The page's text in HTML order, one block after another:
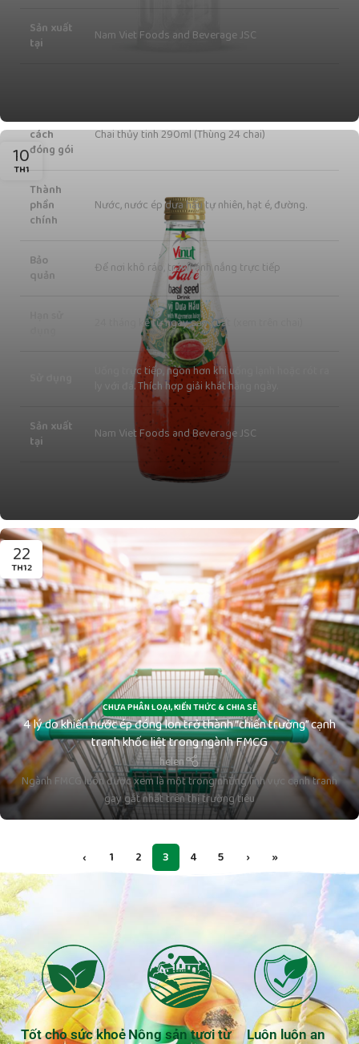
Sản xuất
tại
Nam Viet Foods and Beverage JSC
10
TH1
TIÊU CHÍ
Quy
cách
đóng gói
Chai thủy tinh 290ml (Thùng 24 chai)
Thành
phần
chính
Nước, nước ép dưa hấu tự nhiên, hạt é, đường.
Bảo
quản
Để nơi khô ráo, tránh ánh nắng trực tiếp
24 tháng kể từ ngày sản xuất (xem trên chai)
Uống trực tiếp, ngon hơn khi uống lạnh hoặc rót ra
ly với đá. Thích hợp giải khát hằng ngày.
Sản xuất
tại
Nam Viet Foods and Beverage JSC
22
TH12
CHƯA PHÂN LOẠI,KIẾN THỨC & CHIA SẺ
4 lý do khiến nước ép đóng lon trở thành “chiến trường” cạnh
tranh khốc liệt trong ngành FMCG
helen
Ngành FMCG luôn được xem là một trong những lĩnh vực cạnh tranh
gay gắt nhất trên thị trường tiêu
‹ 1 2 3 4 5 › »
Tốt cho sức khoẻ Nông sản tươi từ
Luôn luôn an